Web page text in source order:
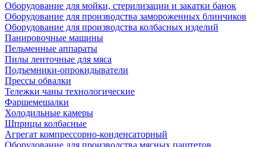
Оборудование для мойки, стерилизации и закатки банок
Оборудование для производства замороженных блинчиков
Оборудование для производства колбасных изделий
Панировочные машины
Пельменные аппараты
Пилы ленточные для мяса
Подъемники-опрокидыватели
Прессы обвалки
Тележки чаны технологические
Фаршемешалки
Холодильные камеры
Шприцы колбасные
Агрегат компрессорно-конденсаторный
Оборудование для производства мясных паштетов